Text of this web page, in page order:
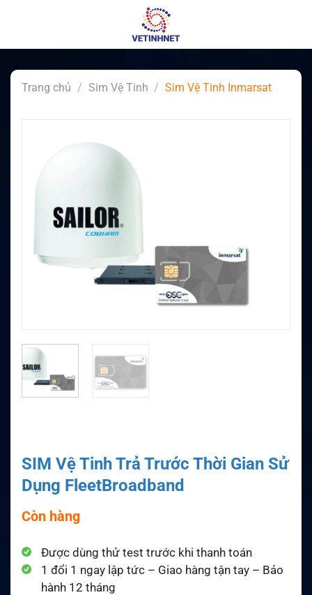
Trang chủ / Sim Vệ Tinh / Sim Vệ Tinh Inmarsat
SIM Vệ Tinh Trả Trước Thời Gian Sử
Dụng FleetBroadband
Còn hàng
Được dùng thử test trước khi thanh toán
1 đổi 1 ngay lập tức – Giao hàng tận tay – Bảo
hành 12 tháng